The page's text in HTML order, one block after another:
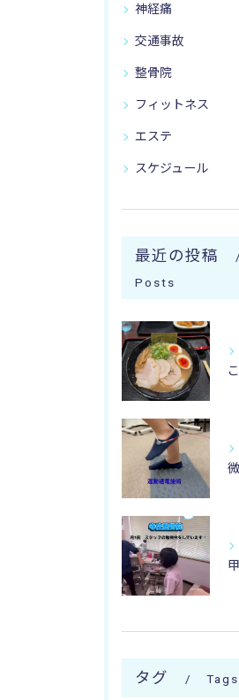
神経痛
交通事故
整骨院
フィットネス
エステ
スケジュール
最近の投稿
Posts
タグ Tags